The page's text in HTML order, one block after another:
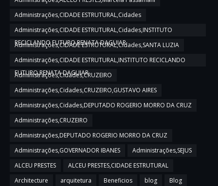
Administrações,CIDADE ESTRUTURAL,Cidades
Administrações,CIDADE ESTRUTURAL,Cidades,INSTITUTO
RECICLANDO FUTURO,RENATA DAGUIAR
Administrações,CIDADE ESTRUTURAL,Cidades,SANTA LUZIA
Administrações,CIDADE ESTRUTURAL,INSTITUTO RECICLANDO
FUTURO,RENATA DAGUIAR
Administrações,Cidades,CRUZEIRO
Administrações,Cidades,CRUZEIRO,GUSTAVO AIRES
Administrações,Cidades,DEPUTADO ROGERIO MORRO DA CRUZ
Administrações,CRUZEIRO
Administrações,DEPUTADO ROGERIO MORRO DA CRUZ
Administrações,GOVERNADOR IBANES
Administrações,SEJUS
ALCEU PRESTES
ALCEU PRESTES,CIDADE ESTRUTURAL
Architecture
arquitetura Beneficios blog
Blog